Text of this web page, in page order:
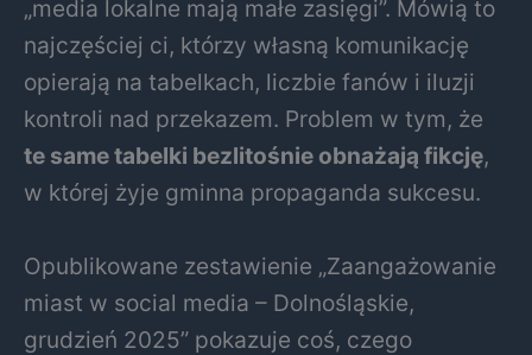
„media lokalne mają małe zasięgi”. Mówią to
najczęściej ci, którzy własną komunikację
opierają na tabelkach, liczbie fanów i iluzji
kontroli nad przekazem. Problem w tym, że
te same tabelki bezlitośnie obnażają fikcję,
w której żyje gminna propaganda sukcesu.
Opublikowane zestawienie „Zaangażowanie
miast w social media – Dolnośląskie,
grudzień 2025” pokazuje coś, czego